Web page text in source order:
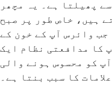
پھیلتا ہے۔ یہ مچھر
ہیں، خاص طور پر صبح
وائرس آپ کے خون کے
کا مدافعتی نظام ایک
کو محسوس ہونے والی
کا سبب بنتا ہے۔